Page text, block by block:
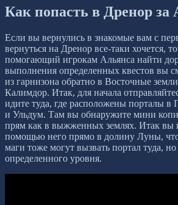
Как попасть в Дренор за
Если вы вернулись в знакомые вам с
вернуться на Дренор все-таки хочется,
помогающий игрокам Альянса найти
выполнения определенных квестов вы
из гарнизона обратно в Восточные
Калимдор. Итак, для начала
идите туда, где расположены порталы в
и Ульдум. Там вы обнаружите мини
прям как в выжженных землях. Итак вы
помощью него прямо в долину Луны,
маги тоже могут вызвать портал туда,
определенного уровня.